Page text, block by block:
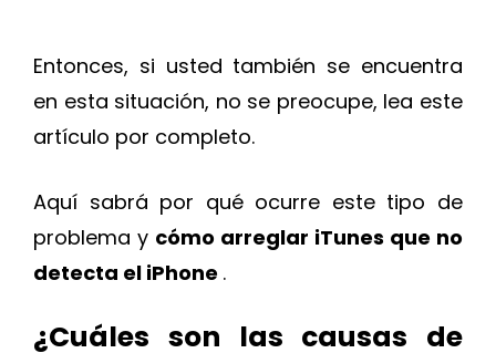
Entonces, si usted también se encuentra
en esta situación, no se preocupe, lea este
artículo por completo.
Aquí sabrá por qué ocurre este tipo de
problema y cómo arreglar iTunes que no
detecta el iPhone .
¿Cuáles son las causas de